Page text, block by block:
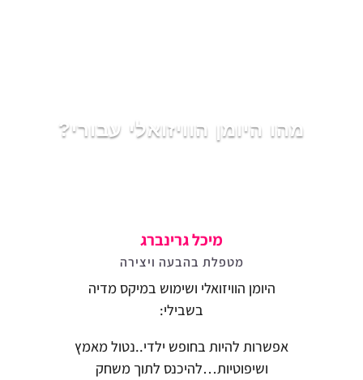
מהו היומן הוויזואלי עבורי?
מיכל גרינברג
מטפלת בהבעה ויצירה
היומן הוויזואלי ושימוש במיקס מדיה
בשבילי:
אפשרות להיות בחופש ילדי..נטול מאמץ
ושיפוטיות…להיכנס לתוך משחק